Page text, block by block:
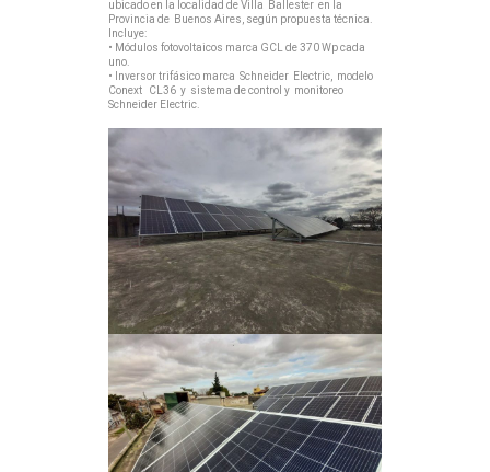
ubicado en la localidad de Villa Ballester en la
Provincia de Buenos Aires, según propuesta técnica.
Incluye:
• Módulos fotovoltaicos marca GCL de 370 Wp cada
uno.
• Inversor trifásico marca Schneider Electric, modelo
Conext CL36 y sistema de control y monitoreo
Schneider Electric.